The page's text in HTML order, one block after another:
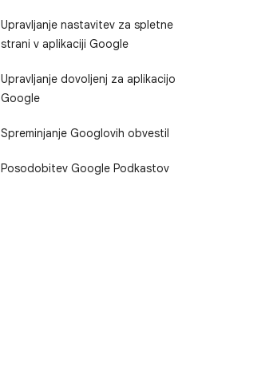
Upravljanje nastavitev za spletne
strani v aplikaciji Google
Upravljanje dovoljenj za aplikacijo
Google
Spreminjanje Googlovih obvestil
Posodobitev Google Podkastov